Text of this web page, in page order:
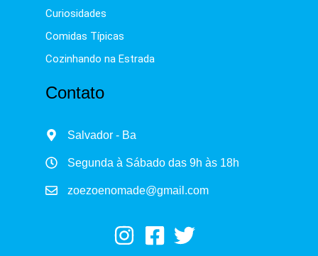
Curiosidades
Comidas Típicas
Cozinhando na Estrada
Contato
Salvador - Ba
Segunda à Sábado das 9h às 18h
zoezoenomade@gmail.com